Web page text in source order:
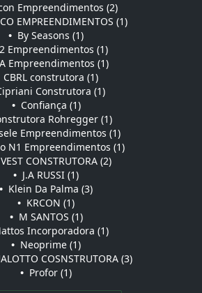
Empreendimentos (2)
EMPREENDIMENTOS (1)
• By Seasons (1)
Empreendimentos (1)
Empreendimentos (1)
CBRL construtora (1)
Construtora (1)
• Confiança (1)
Rohregger (1)
Empreendimentos (1)
N1 Empreendimentos (1)
CONSTRUTORA (2)
• J.A RUSSI (1)
• Klein Da Palma (3)
• KRCON (1)
• M SANTOS (1)
Incorporadora (1)
• Neoprime (1)
COSNSTRUTORA (3)
• Profor (1)